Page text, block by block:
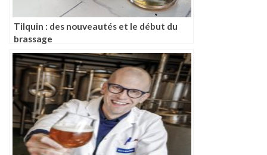
Tilquin : des nouveautés et le début du
brassage